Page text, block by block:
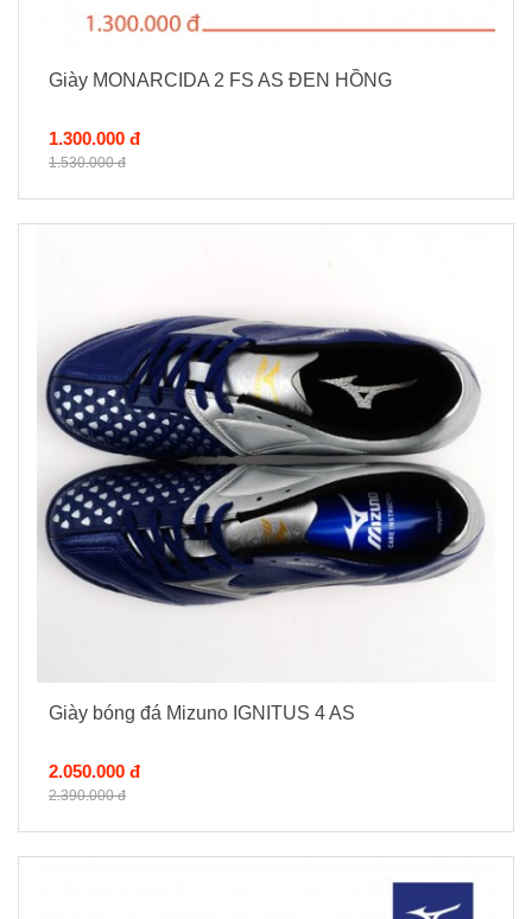
Giày MONARCIDA 2 FS AS ĐEN HỒNG
1.300.000 đ
1.530.000 đ
Giày bóng đá Mizuno IGNITUS 4 AS
2.050.000 đ
2.390.000 đ